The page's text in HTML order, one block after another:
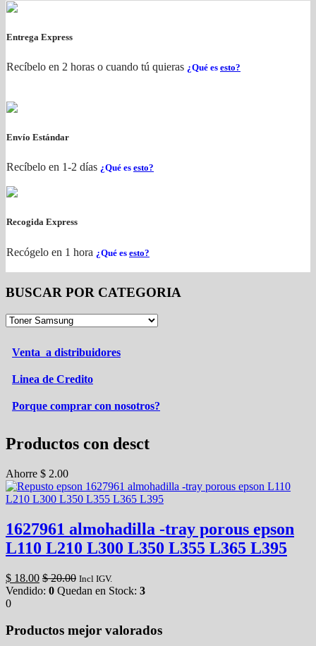
Entrega Express
Recíbelo en 2 horas o cuando tú quieras ¿Qué es esto?
Envío Estándar
Recíbelo en 1-2 días ¿Qué es esto?
Recogida Express
Recógelo en 1 hora ¿Qué es esto?
BUSCAR POR CATEGORIA
Venta a distribuidores
Linea de Credito
Porque comprar con nosotros?
Productos con desct
Ahorre $ 2.00
1627961 almohadilla -tray porous epson
L110 L210 L300 L350 L355 L365 L395
$ 18.00 $20.00 Incl IGV.
Vendido: 0 Quedan en Stock: 3
0
Productos mejor valorados